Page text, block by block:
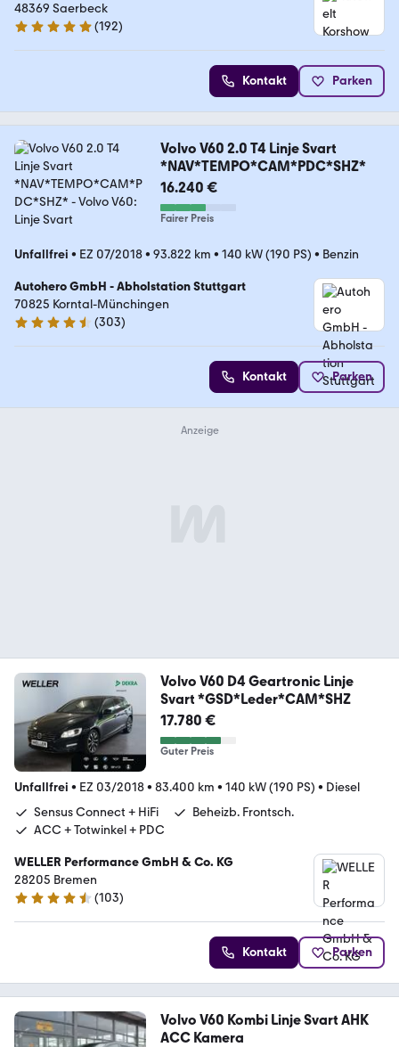
48369 Saerbeck
4.9 Sterne
(192)
Kontakt Parken
Volvo V60 2.0 T4 Linje Svart
*NAV*TEMPO*CAM*PDC*SHZ*
16.240 €
Fairer Preis
Unfallfrei • EZ 07/2018• 93.822 km • 140 kW (190 PS) • Benzin
Autohero GmbH - Abholstation Stuttgart
70825 Korntal-Münchingen
4.4 Sterne
(303)
Kontakt Parken
Volvo V60 D4 Geartronic Linje
Svart *GSD*Leder*CAM*SHZ
17.780 €
Guter Preis
Unfallfrei • EZ 03/2018• 83.400 km • 140 kW (190 PS) • Diesel
Sensus Connect + HiFi
Beheizb. Frontsch.
ACC + Totwinkel + PDC
WELLER Performance GmbH & Co. KG
28205 Bremen
4.3 Sterne
(103)
Kontakt Parken
Volvo V60 Kombi Linje Svart AHK
ACC Kamera